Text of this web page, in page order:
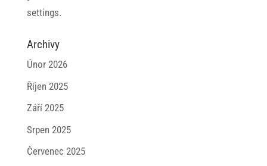
settings.
Archivy
Únor 2026
Říjen 2025
Září 2025
Srpen 2025
Červenec 2025